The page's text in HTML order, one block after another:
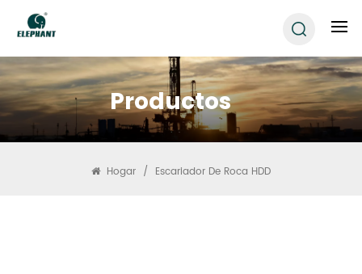
Productos
Hogar / Escariador De Roca HDD